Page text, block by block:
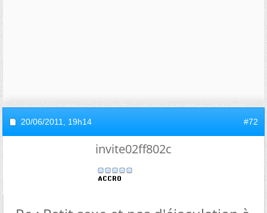
20/06/2011, 19h14 #72
invite02ff802c